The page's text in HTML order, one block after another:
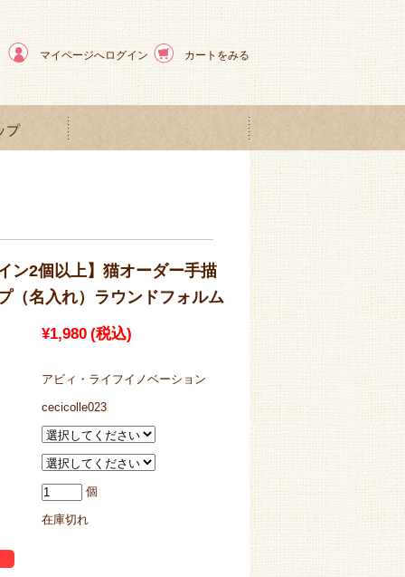
マイページへログイン カートをみる
プ
ン2個以上】猫オーダー手描
（名入れ）ラウンドフォルム
¥1,980 (税込)
アビィ・ライフイノベーション
cecicolle023
個
在庫切れ